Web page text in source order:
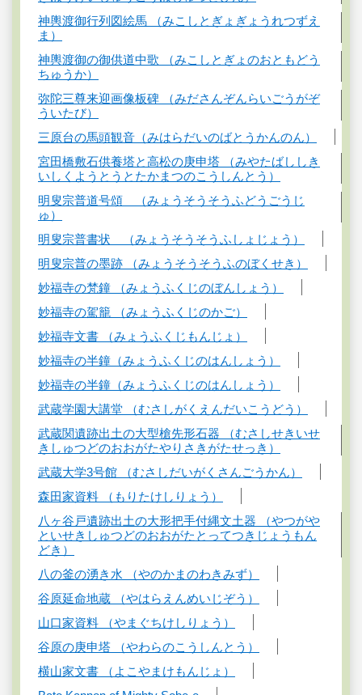
神輿渡御行列図絵馬 （みこしとぎょぎょうれつずえ
ま）
神輿渡御の御供道中歌 （みこしとぎょのおともどう
ちゅうか）
弥陀三尊来迎画像板碑 （みださんぞんらいごうがぞ
ういたび）
三原台の馬頭観音（みはらだいのばとうかんのん）
宮田橋敷石供養塔と高松の庚申塔 （みやたばししき
いしくようとうとたかまつのこうしんとう）
明叟宗普道号頌 （みょうそうそうふどうごうじ
ゅ）
明叟宗普書状 （みょうそうそうふしょじょう）
明叟宗普の墨跡 （みょうそうそうふのぼくせき）
妙福寺の梵鐘 （みょうふくじのぼんしょう）
妙福寺の駕籠 （みょうふくじのかご）
妙福寺文書 （みょうふくじもんじょ）
妙福寺の半鐘（みょうふくじのはんしょう）
妙福寺の半鐘（みょうふくじのはんしょう）
武蔵学園大講堂 （むさしがくえんだいこうどう）
武蔵関遺跡出土の大型槍先形石器 （むさしせきいせ
きしゅつどのおおがたやりさきがたせっき）
武蔵大学3号館 （むさしだいがくさんごうかん）
森田家資料 （もりたけしりょう）
八ヶ谷戸遺跡出土の大形把手付縄文土器 （やつがや
といせきしゅつどのおおがたとってつきじょうもん
どき）
八の釜の湧き水 （やのかまのわきみず）
谷原延命地蔵 （やはらえんめいじぞう）
山口家資料 （やまぐちけしりょう）
谷原の庚申塔 （やわらのこうしんとう）
横山家文書 （よこやまけもんじょ）